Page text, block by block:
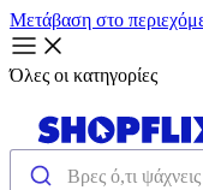
Μετάβαση στο
Όλες οι κατηγορίες